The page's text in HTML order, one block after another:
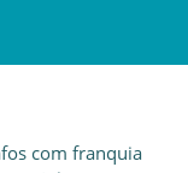
com franquia